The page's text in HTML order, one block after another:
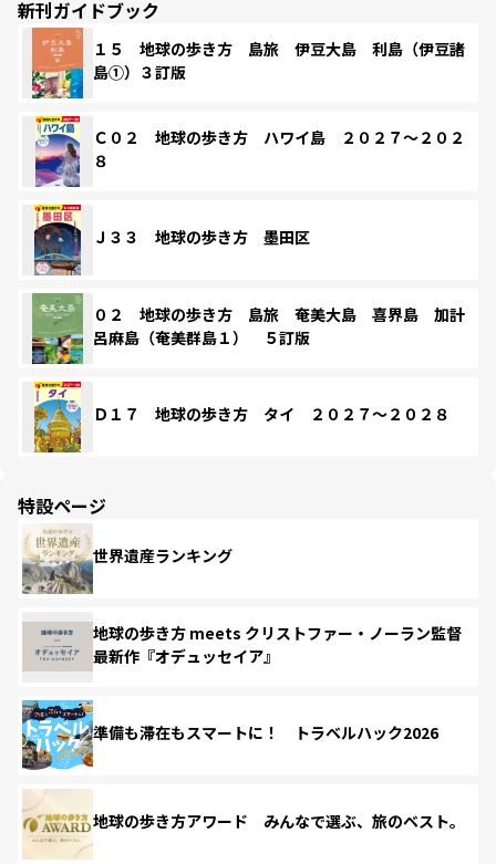
新刊ガイドブック
１５ 地球の歩き方 島旅 伊豆大島 利島（伊豆諸
島①）３訂版
Ｃ０２ 地球の歩き方 ハワイ島 ２０２７～２０２
８
Ｊ３３ 地球の歩き方 墨田区
０２ 地球の歩き方 島旅 奄美大島 喜界島 加計
呂麻島（奄美群島１） ５訂版
Ｄ１７ 地球の歩き方 タイ ２０２７～２０２８
特設ページ
世界遺産ランキング
地球の歩き方 meets クリストファー・ノーラン監督
最新作『オデュッセイア』
準備も滞在もスマートに！ トラベルハック2026
地球の歩き方アワード みんなで選ぶ、旅のベスト。